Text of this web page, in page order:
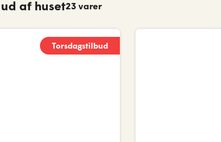
af huset23 varer
Torsdagstilbud